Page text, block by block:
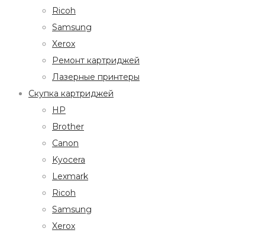
Ricoh
Samsung
Xerox
Ремонт картриджей
Лазерные принтеры
Скупка картриджей
HP
Brother
Canon
Kyocera
Lexmark
Ricoh
Samsung
Xerox